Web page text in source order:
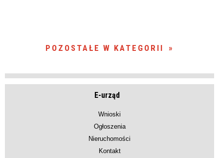
POZOSTAŁE W KATEGORII
E-urząd
Wnioski
Ogłoszenia
Nieruchomości
Kontakt